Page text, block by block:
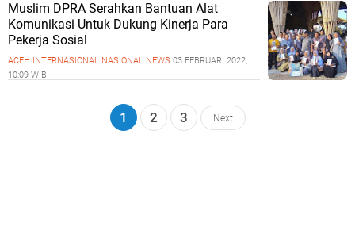
Muslim DPRA Serahkan Bantuan Alat
Komunikasi Untuk Dukung Kinerja Para
Pekerja Sosial
ACEH INTERNASIONAL NASIONAL NEWS 03 FEBRUARI 2022,
10:09 WIB
1 2 3 Next